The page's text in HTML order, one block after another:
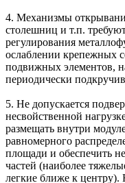
4. Механизмы
столешниц и т.п.
регулирования
ослаблении крепежных
подвижных элементов,
периодически
5. Не допускается
несвойственной
размещать внутри
равномерного
площади и обеспечить
частей (наиболее
легкие ближе к